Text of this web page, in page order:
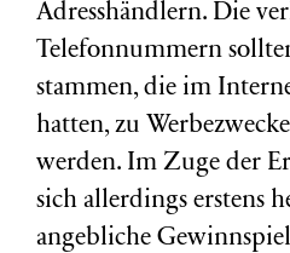
Adresshändlern. Die
Telefonnummern
stammen, die im
hatten, zu
werden. Im Zuge der
sich allerdings erstens
angebliche